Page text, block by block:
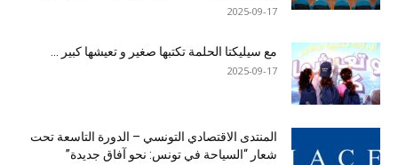
2025-09-17
مع سيليكتا الحلمة تكتبها صغير و تعيشها كبير …
2025-09-17
المنتدى الاقتصادي التونسي – الدورة التاسعة تحت
شعار “السياحة في تونس: نحو آفاق جديدة”